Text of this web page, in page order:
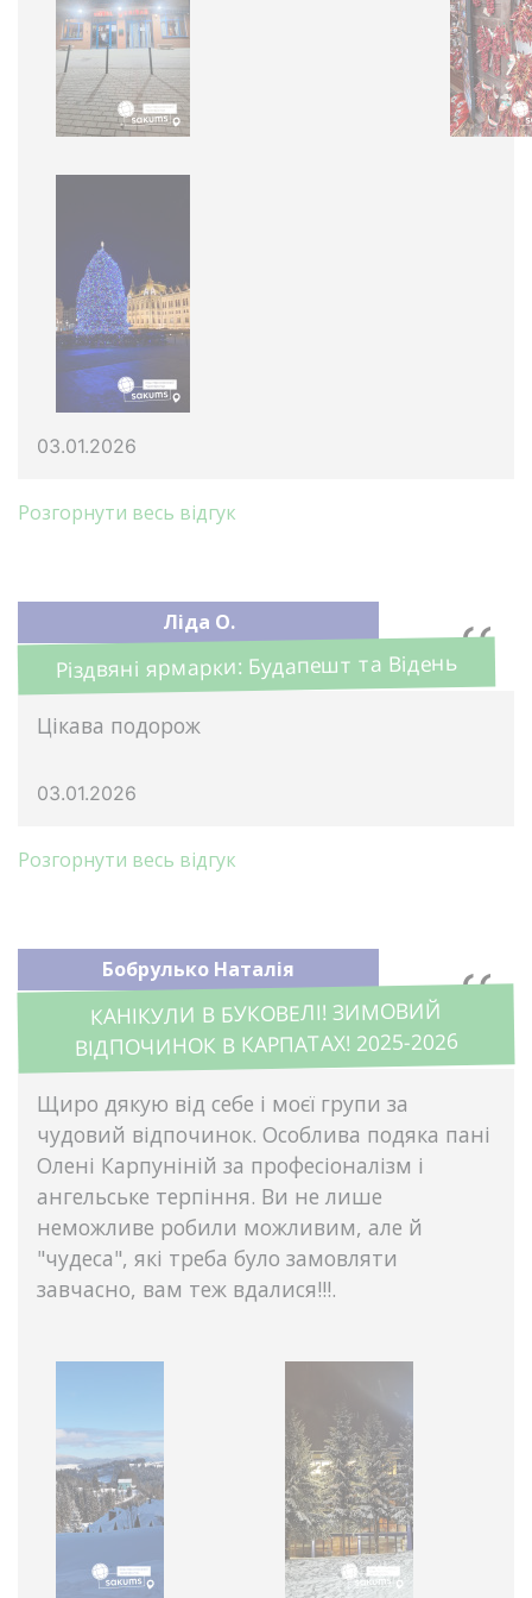
03.01.2026
Розгорнути весь відгук
Різдвяні ярмарки: Будапешт та Відень
Цікава подорож
03.01.2026
Розгорнути весь відгук
Ліда О.
КАНІКУЛИ В БУКОВЕЛІ! ЗИМОВИЙ
ВІДПОЧИНОК В КАРПАТАХ! 2025-2026
Щиро дякую від себе і моєї групи за
чудовий відпочинок. Особлива подяка пані
Олені Карпуніній за професіоналізм і
ангельське терпіння. Ви не лише
неможливе робили можливим, але й
"чудеса", які треба було замовляти
завчасно, вам теж вдалися!!!.
Бобрулько Наталія